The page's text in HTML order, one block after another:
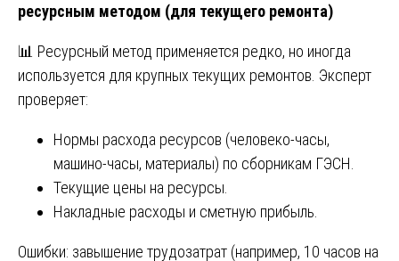
ресурсным методом (для текущего ремонта)
📊 Ресурсный метод применяется редко, но иногда
используется для крупных текущих ремонтов. Эксперт
проверяет:
Нормы расхода ресурсов (человеко-часы,
машино-часы, материалы) по сборникам ГЭСН.
Текущие цены на ресурсы.
Накладные расходы и сметную прибыль.
Ошибки: завышение трудозатрат (например, 10 часов на